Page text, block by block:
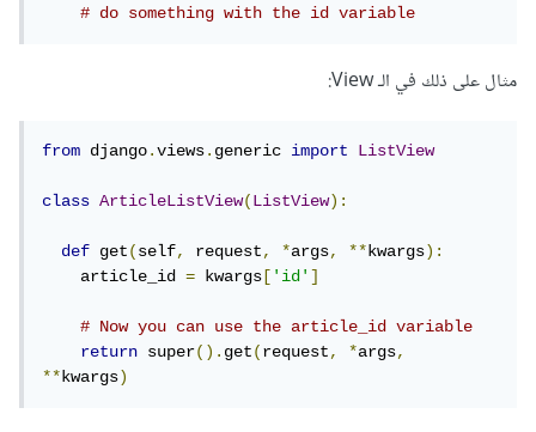
# do something with the id variable
مثال على ذلك في الـ View:
from django.views.generic import ListView
class ArticleListView(ListView):
def get(self, request, *args, **kwargs):
article_id = kwargs ['id']
# Now you can use the article_id variable
return super().get(request, *args,
**kwargs)